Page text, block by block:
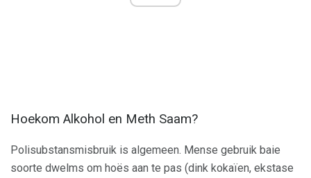
Hoekom Alkohol en Meth Saam?
Polisubstansmisbruik is algemeen. Mense gebruik baie
soorte dwelms om hoës aan te pas (dink kokaïen, ekstase